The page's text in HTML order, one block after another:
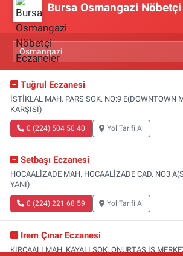
Bursa Osmangazi
Tuğrul Eczanesi
İSTİKLAL MAH. PARS SOK. NO:9 E(DOWNTOWN
KARŞISI)
0 (224) 504 50 40 Yol Tarifi Al
Setbaşı Eczanesi
HOCAALİZADE MAH. HOCAALİZADE CAD. NO3
YANI)
0 (224) 221 68 59 Yol Tarifi Al
Irem Çınar Eczanesi
KIRCAALİ MAH. KAYALI SOK. ONURTAŞ İŞ